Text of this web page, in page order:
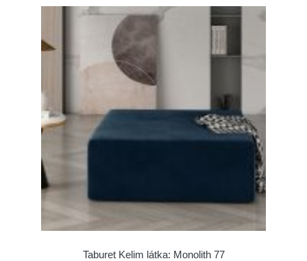
Taburet Kelim látka: Monolith 77